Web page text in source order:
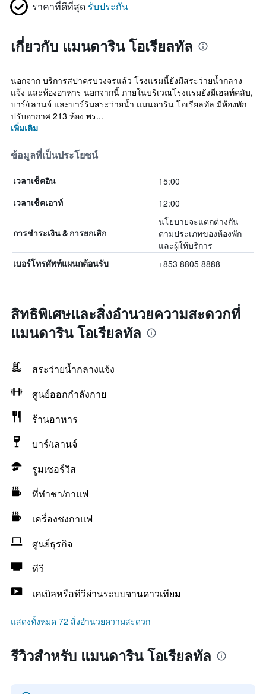
ราคาที่ดีที่สุด รับประกัน
เกี่ยวกับ แมนดาริน โอเรียลทัล
นอกจาก บริการสปาครบวงจรแล้ว โรงแรมนี้ยังมีสระว่ายน้ำกลาง
แจ้ง และห้องอาหาร นอกจากนี้ ภายในบริเวณโรงแรมยังมีเฮลท์คลับ,
บาร์/เลานจ์ และบาร์ริมสระว่ายน้ำ แมนดาริน โอเรียลทัล มีห้องพัก
ปรับอากาศ 213 ห้อง พร...
เพิ่มเติม
ข้อมูลที่เป็นประโยชน์
เวลาเช็คอิน 15:00
เวลาเช็คเอาท์ 12:00
การชำระเงิน & การยกเลิก
นโยบายจะแตกต่างกัน
ตามประเภทของห้องพัก
และผู้ให้บริการ
เบอร์โทรศัพท์แผนกต้อนรับ +853 8805 8888
สิทธิพิเศษและสิ่งอำนวยความสะดวกที่
แมนดาริน โอเรียลทัล
สระว่ายน้ำกลางแจ้ง
ศูนย์ออกกำลังกาย
ร้านอาหาร
บาร์/เลานจ์
รูมเซอร์วิส
ที่ทำชา/กาแฟ
เครื่องชงกาแฟ
ศูนย์ธุรกิจ
ทีวี
เคเบิลหรือทีวีผ่านระบบจานดาวเทียม
แสดงทั้งหมด 72 สิ่งอำนวยความสะดวก
รีวิวสำหรับ แมนดาริน โอเรียลทัล